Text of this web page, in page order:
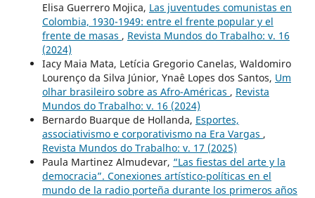
Elisa Guerrero Mojica, Las juventudes comunistas en
Colombia, 1930-1949: entre el frente popular y el
frente de masas , Revista Mundos do Trabalho: v. 16
(2024)
Iacy Maia Mata, Letícia Gregorio Canelas, Waldomiro
Lourenço da Silva Júnior, Ynaê Lopes dos Santos, Um
olhar brasileiro sobre as Afro-Américas , Revista
Mundos do Trabalho: v. 16 (2024)
Bernardo Buarque de Hollanda, Esportes,
associativismo e corporativismo na Era Vargas ,
Revista Mundos do Trabalho: v. 17 (2025)
Paula Martinez Almudevar, “Las fiestas del arte y la
democracia”. Conexiones artístico-políticas en el
mundo de la radio porteña durante los primeros años